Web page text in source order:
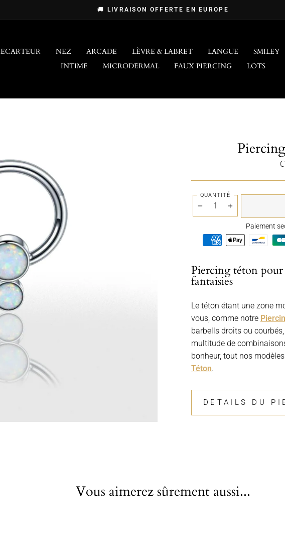
🚚 LIVRAISON OFFERTE EN EUROPE
ECARTEUR NEZ ARCADE LÈVRE & LABRET LANGUE SMILEY
INTIME
MICRODERMAL FAUX PIERCING LOTS
QUANTITÉ
Paiement
Piercing téton pour
fantaisies
Le téton étant une zone
vous, comme notre
barbells droits ou
multitude de
bonheur, tout nos
Téton.
DETAILS DU
Vous aimerez sûrement aussi...